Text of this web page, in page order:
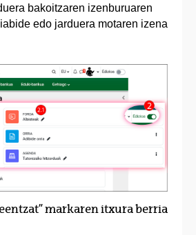
bakoitzaren izenburuaren
edo jarduera motaren izena
markaren itxura berria